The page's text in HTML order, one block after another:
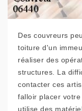
Des couvreurs
toiture d'un
réaliser des
structures. La
contacter ces
falloir placer
utilise des